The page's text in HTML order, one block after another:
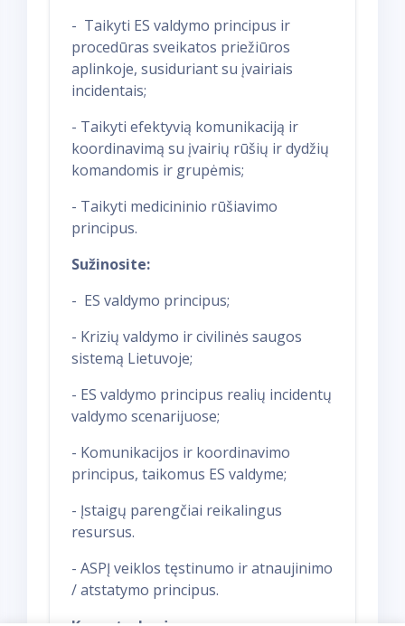
- Taikyti ES valdymo principus ir
procedūras sveikatos priežiūros
aplinkoje, susiduriant su įvairiais
incidentais;
- Taikyti efektyvią komunikaciją ir
koordinavimą su įvairių rūšių ir dydžių
komandomis ir grupėmis;
- Taikyti medicininio rūšiavimo
principus.
Sužinosite:
- ES valdymo principus;
- Krizių valdymo ir civilinės saugos
sistemą Lietuvoje;
- ES valdymo principus realių incidentų
valdymo scenarijuose;
- Komunikacijos ir koordinavimo
principus, taikomus ES valdyme;
- Įstaigų parengčiai reikalingus
resursus.
- ASPĮ veiklos tęstinumo ir atnaujinimo
/ atstatymo principus.